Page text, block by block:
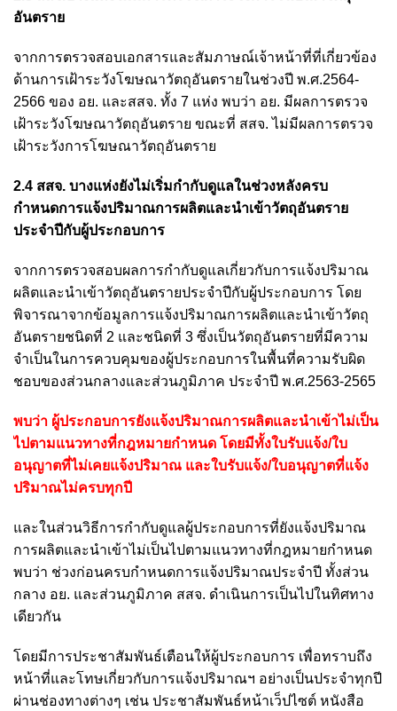
อันตราย
จากการตรวจสอบเอกสารและสัมภาษณ์เจ้าหน้าที่ที่เกี่ยวข้อง
ด้านการเฝ้าระวังโฆษณาวัตถุอันตรายในช่วงปี พ.ศ.2564-
2566 ของ อย. และสสจ. ทั้ง 7 แห่ง พบว่า อย. มีผลการตรวจ
เฝ้าระวังโฆษณาวัตถุอันตราย ขณะที่ สสจ. ไม่มีผลการตรวจ
เฝ้าระวังการโฆษณาวัตถุอันตราย
2.4 สสจ. บางแห่งยังไม่เริ่มกำกับดูแลในช่วงหลังครบ
กำหนดการแจ้งปริมาณการผลิตและนำเข้าวัตถุอันตราย
ประจำปีกับผู้ประกอบการ
จากการตรวจสอบผลการกำกับดูแลเกี่ยวกับการแจ้งปริมาณ
ผลิตและนำเข้าวัตถุอันตรายประจำปีกับผู้ประกอบการ โดย
พิจารณาจากข้อมูลการแจ้งปริมาณการผลิตและนำเข้าวัตถุ
อันตรายชนิดที่ 2 และชนิดที่ 3 ซึ่งเป็นวัตถุอันตรายที่มีความ
จำเป็นในการควบคุมของผู้ประกอบการในพื้นที่ความรับผิด
ชอบของส่วนกลางและส่วนภูมิภาค ประจำปี พ.ศ.2563-2565
พบว่า ผู้ประกอบการยังแจ้งปริมาณการผลิตและนำเข้าไม่เป็น
ไปตามแนวทางที่กฎหมายกำหนด โดยมีทั้งใบรับแจ้ง/ใบ
อนุญาตที่ไม่เคยแจ้งปริมาณ และใบรับแจ้ง/ใบอนุญาตที่แจ้ง
ปริมาณไม่ครบทุกปี
และในส่วนวิธีการกำกับดูแลผู้ประกอบการที่ยังแจ้งปริมาณ
การผลิตและนำเข้าไม่เป็นไปตามแนวทางที่กฎหมายกำหนด
พบว่า ช่วงก่อนครบกำหนดการแจ้งปริมาณประจำปี ทั้งส่วน
กลาง อย. และส่วนภูมิภาค สสจ. ดำเนินการเป็นไปในทิศทาง
เดียวกัน
โดยมีการประชาสัมพันธ์เตือนให้ผู้ประกอบการ เพื่อทราบถึง
หน้าที่และโทษเกี่ยวกับการแจ้งปริมาณฯ อย่างเป็นประจำทุกปี
ผ่านช่องทางต่างๆ เช่น ประชาสัมพันธ์หน้าเว็ปไซต์ หนังสือ